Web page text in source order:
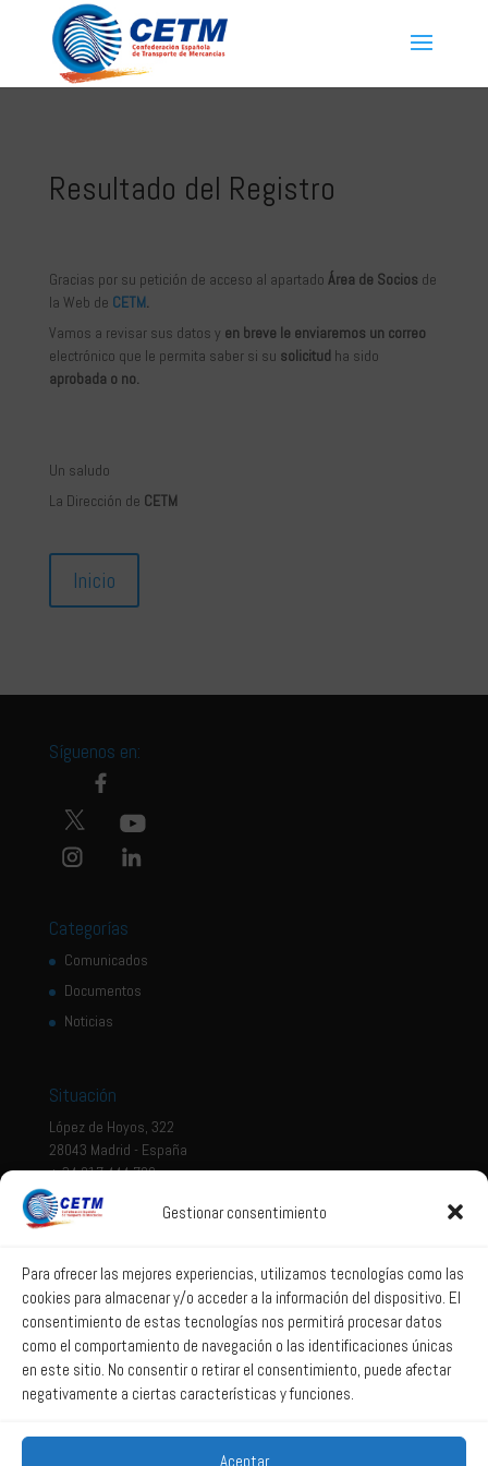
Gestionar consentimiento
Para ofrecer las mejores experiencias, utilizamos tecnologías como las
cookies para almacenar y/o acceder a la información del dispositivo. El
consentimiento de estas tecnologías nos permitirá procesar datos
como el comportamiento de navegación o las identificaciones únicas
en este sitio. No consentir o retirar el consentimiento, puede afectar
negativamente a ciertas características y funciones.
Aceptar
Resultado del Registro
Gracias por su petición de acceso al apartado Área de Socios de
la Web de CETM.
Vamos a revisar sus datos y en breve le enviaremos un correo
electrónico que le permita saber si su solicitud ha sido
aprobada o no.
Un saludo
La Dirección de CETM
Inicio
Síguenos en:
Categorías
Comunicados
Documentos
Noticias
Situación
López de Hoyos, 322
28043 Madrid - España
+ 34 917 444 700
Aviso legal
Política de privacidad
Política de Sistema Interno de Información
Política de Cookies
Correo web